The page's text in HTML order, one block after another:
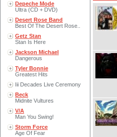
Depeche Mode
Ultra (CD + DVD)
Desert Rose Band
Best Of The Desert Rose..
Getz Stan
Stan Is Here
Jackson Michael
Dangerous
Tyler Bonnie
Greatest Hits
Iii Decades Live Ceremony
Beck
Midnite Vultures
V/A
Man You Swing!
Storm Force
Age Of Fear